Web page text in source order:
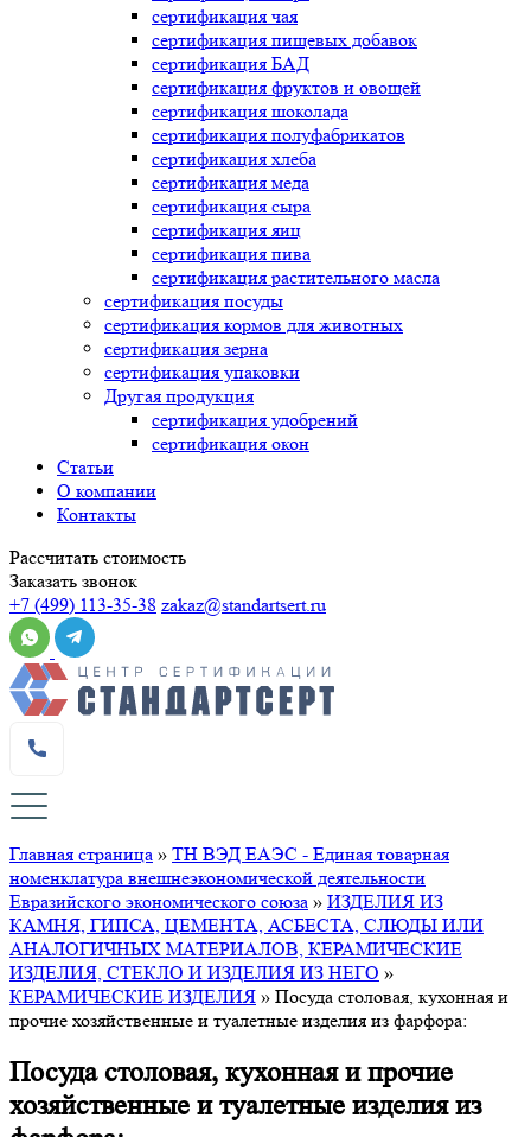
сертификация чая
сертификация пищевых добавок
сертификация БАД
сертификация фруктов и овощей
сертификация шоколада
сертификация полуфабрикатов
сертификация хлеба
сертификация меда
сертификация сыра
сертификация яиц
сертификация пива
сертификация растительного масла
сертификация посуды
сертификация кормов для животных
сертификация зерна
сертификация упаковки
Другая продукция
сертификация удобрений
сертификация окон
Статьи
О компании
Контакты
Рассчитать стоимость
Заказать звонок
+7 (499) 113-35-38 zakaz@standartsert.ru
Главная страница » ТН ВЭД ЕАЭС - Единая товарная
номенклатура внешнеэкономической деятельности
Евразийского экономического союза » ИЗДЕЛИЯ ИЗ
КАМНЯ, ГИПСА, ЦЕМЕНТА, АСБЕСТА, СЛЮДЫ ИЛИ
АНАЛОГИЧНЫХ МАТЕРИАЛОВ, КЕРАМИЧЕСКИЕ
ИЗДЕЛИЯ, СТЕКЛО И ИЗДЕЛИЯ ИЗ НЕГО »
КЕРАМИЧЕСКИЕ ИЗДЕЛИЯ » Посуда столовая, кухонная и
прочие хозяйственные и туалетные изделия из фарфора:
Посуда столовая, кухонная и прочие
хозяйственные и туалетные изделия из